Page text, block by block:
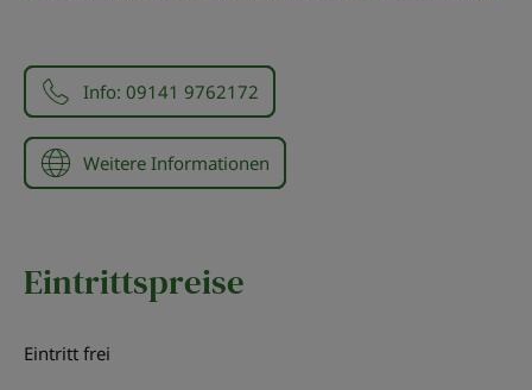
Info: 09141 9762172
Weitere Informationen
Eintrittspreise
Eintritt frei